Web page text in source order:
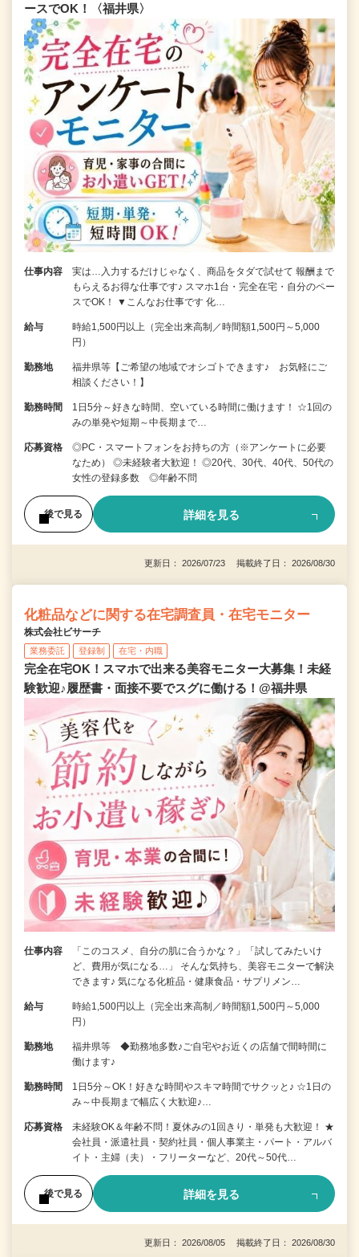
ースでOK！〈福井県〉
仕事内容
実は…入力するだけじゃなく、商品をタダで試せて 報酬まで
もらえるお得な仕事です♪ スマホ1台・完全在宅・自分のペー
スでOK！ ▼こんなお仕事です 化…
給与
時給1,500円以上（完全出来高制／時間額1,500円～5,000
円）
勤務地
福井県等【ご希望の地域でオシゴトできます♪ お気軽にご
相談ください！】
勤務時間
1日5分～好きな時間、空いている時間に働けます！ ☆1回の
みの単発や短期～中長期まで…
応募資格
◎PC・スマートフォンをお持ちの方（※アンケートに必要
なため） ◎未経験者大歓迎！ ◎20代、30代、40代、50代の
女性の登録多数 ◎年齢不問
後で見る 詳細を見る
更新日： 2026/07/23 掲載終了日： 2026/08/30
化粧品などに関する在宅調査員・在宅モニター
株式会社ビサーチ
業務委託 登録制 在宅・内職
完全在宅OK！スマホで出来る美容モニター大募集！未経
験歓迎♪履歴書・面接不要でスグに働ける！@福井県
仕事内容
「このコスメ、自分の肌に合うかな？」「試してみたいけ
ど、費用が気になる…」 そんな気持ち、美容モニターで解決
できます♪ 気になる化粧品・健康食品・サプリメン…
給与
時給1,500円以上（完全出来高制／時間額1,500円～5,000
円）
勤務地
福井県等 ◆勤務地多数♪ご自宅やお近くの店舗で間時間に
働けます♪
勤務時間
1日5分～OK！好きな時間やスキマ時間でサクッと♪ ☆1日の
み～中長期まで幅広く大歓迎♪…
応募資格
未経験OK＆年齢不問！夏休みの1回きり・単発も大歓迎！ ★
会社員・派遣社員・契約社員・個人事業主・パート・アルバ
イト・主婦（夫）・フリーターなど、20代～50代…
後で見る 詳細を見る
更新日： 2026/08/05 掲載終了日： 2026/08/30